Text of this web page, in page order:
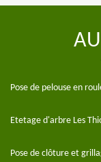
Pose de pelouse en
Etetage d'arbre Les
Pose de clôture et